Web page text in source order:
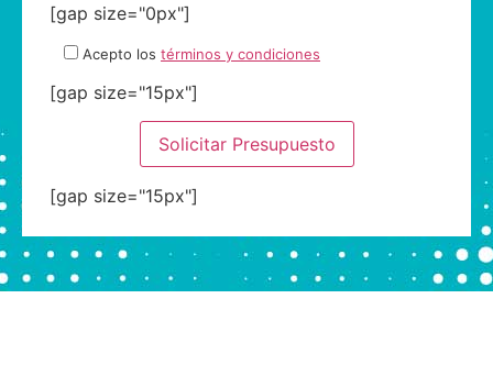
[gap size="0px"]
Acepto los términos y condiciones
[gap size="15px"]
[gap size="15px"]